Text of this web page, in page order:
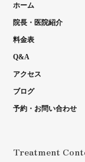
ホーム
院長・医院紹介
料金表
Q&A
アクセス
ブログ
予約・お問い合わせ
Treatment